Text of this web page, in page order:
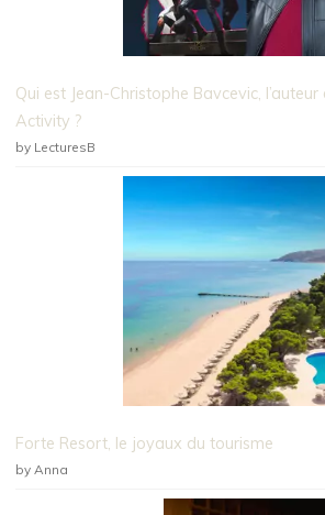
Qui est Jean-Christophe Bavcevic,
Activity ?
by LecturesB
Forte Resort, le joyaux du tourisme
by Anna